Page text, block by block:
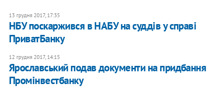
13 грудня 2017, 17:35
НБУ поскаржився в НАБУ на суддів у справі
ПриватБанку
12 грудня 2017, 14:15
Ярославський подав документи на придбання
Промінвестбанку